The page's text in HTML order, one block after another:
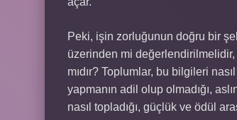
Peki, işin zorluğunun doğru bir
üzerinden mi
mıdır? Toplumlar, bu bilgileri
yapmanın adil olup olmadığı,
nasıl topladığı, güçlük ve ödül